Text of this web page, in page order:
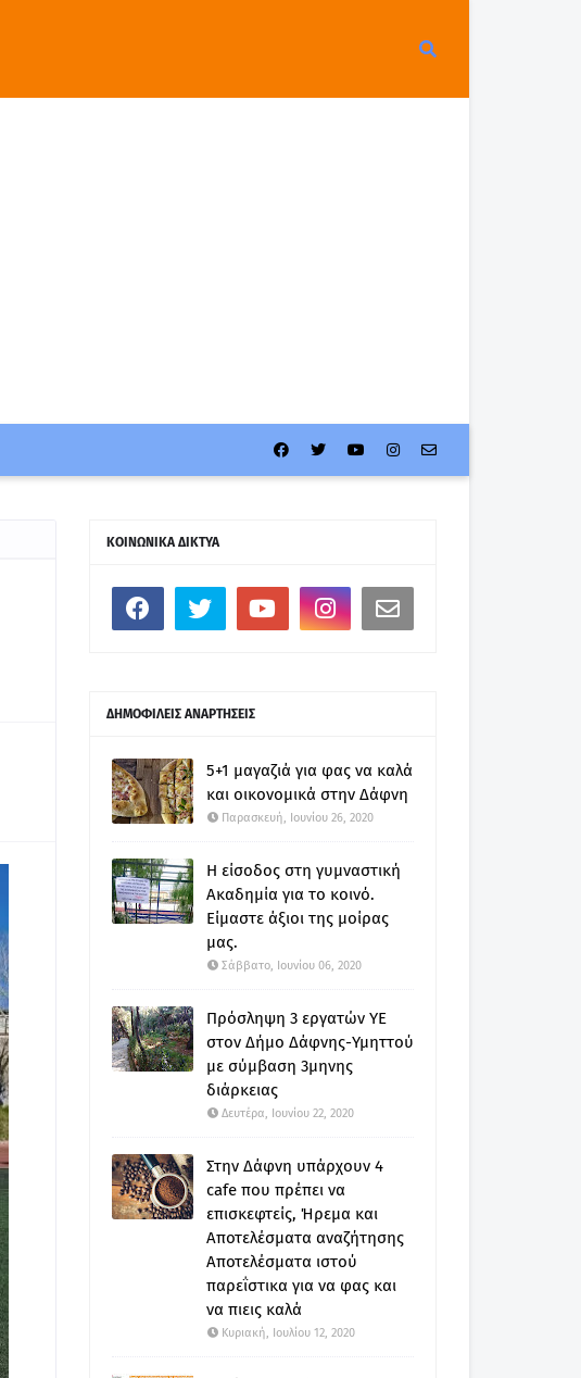
ΚΟΙΝΩΝΙΚΑ ΔΙΚΤΥΑ
ΔΗΜΟΦΙΛΕΙΣ ΑΝΑΡΤΗΣΕΙΣ
5+1 μαγαζιά για φας να καλά
και οικονομικά στην Δάφνη
Παρασκευή, Ιουνίου 26, 2020
Η είσοδος στη γυμναστική
Ακαδημία για το κοινό.
Είμαστε άξιοι της μοίρας
μας.
Σάββατο, Ιουνίου 06, 2020
Πρόσληψη 3 εργατών ΥΕ
στον Δήμο Δάφνης-Υμηττού
με σύμβαση 3μηνης
διάρκειας
Δευτέρα, Ιουνίου 22, 2020
Στην Δάφνη υπάρχουν 4
cafe που πρέπει να
επισκεφτείς, Ήρεμα και
Αποτελέσματα αναζήτησης
Αποτελέσματα ιστού
παρεΐστικα για να φας και
να πιεις καλά
Κυριακή, Ιουλίου 12, 2020